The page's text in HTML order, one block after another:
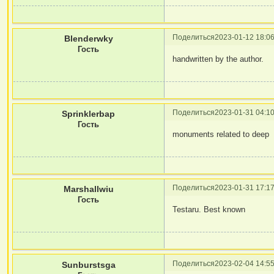
Поделиться2023-01-12
Blenderwky
Гость
handwritten by the author.
Поделиться2023-01-31
Sprinklerbap
Гость
monuments related to deep
Поделиться2023-01-31
Marshallwiu
Гость
Testaru. Best known
Поделиться2023-02-04
Sunburstsga